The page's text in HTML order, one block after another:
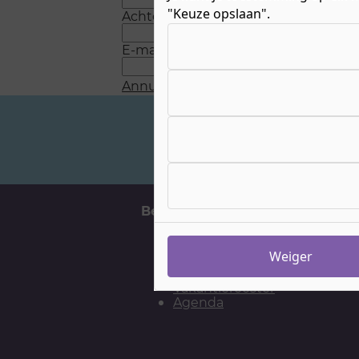
Achternaam*
E-mail
Annuleren
Belangrijke momenten
Vakantierooster
Agenda
"Keuze opslaan".
Weiger